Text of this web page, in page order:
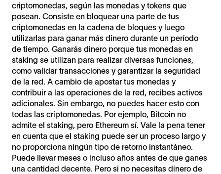
criptomonedas, según las monedas y tokens que
posean. Consiste en bloquear una parte de tus
criptomonedas en la cadena de bloques y luego
utilizarlas para ganar más dinero durante un período
de tiempo. Ganarás dinero porque tus monedas en
staking se utilizan para realizar diversas funciones,
como validar transacciones y garantizar la seguridad
de la red. A cambio de apostar tus monedas y
contribuir a las operaciones de la red, recibes activos
adicionales. Sin embargo, no puedes hacer esto con
todas las criptomonedas. Por ejemplo, Bitcoin no
admite el staking, pero Ethereum sí. Vale la pena tener
en cuenta que el staking puede ser un proceso largo y
no proporciona ningún tipo de retorno instantáneo.
Puede llevar meses o incluso años antes de que ganes
una cantidad decente. Pero si no necesitas dinero de